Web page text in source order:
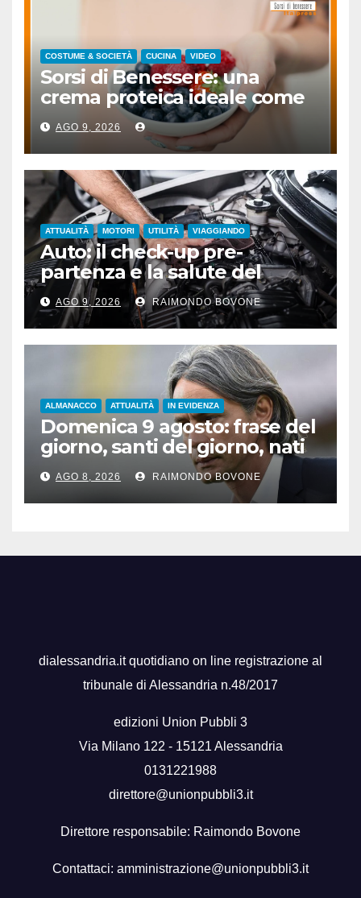
COSTUME & SOCIETÀ CUCINA VIDEO
Sorsi di Benessere: una
crema proteica ideale come
spuntino
AGO 9, 2026
ATTUALITÀ MOTORI UTILITÀ VIAGGIANDO
Auto: il check-up pre-
partenza e la salute del
motore sotto il sole
AGO 9, 2026 RAIMONDO BOVONE
ALMANACCO ATTUALITÀ IN EVIDENZA
Domenica 9 agosto: frase del
giorno, santi del giorno, nati
famosi, accadde oggi
AGO 8, 2026 RAIMONDO BOVONE
dialessandria.it quotidiano on line registrazione al
tribunale di Alessandria n.48/2017
edizioni Union Pubbli 3
Via Milano 122 - 15121 Alessandria
0131221988
direttore@unionpubbli3.it
Direttore responsabile: Raimondo Bovone
Contattaci: amministrazione@unionpubbli3.it